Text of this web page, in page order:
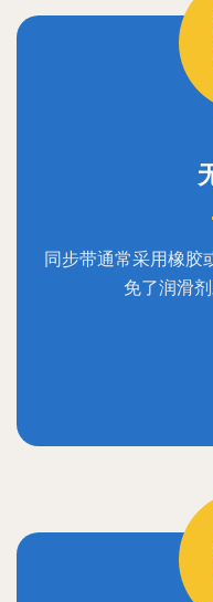
同步带通常采用橡胶
免了润滑